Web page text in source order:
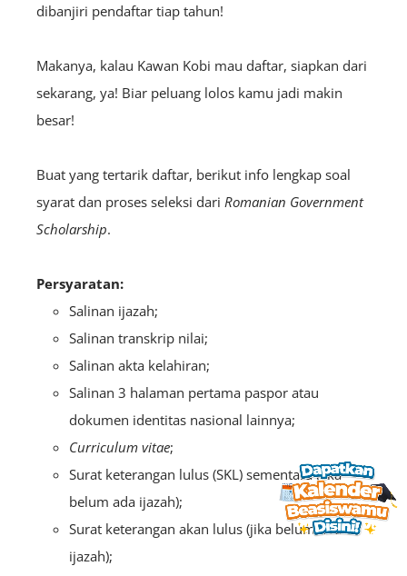
dibanjiri pendaftar tiap tahun!
Makanya, kalau Kawan Kobi mau daftar, siapkan dari
sekarang, ya! Biar peluang lolos kamu jadi makin
besar!
Buat yang tertarik daftar, berikut info lengkap soal
syarat dan proses seleksi dari Romanian Government
Scholarship.
Persyaratan:
Salinan ijazah;
Salinan transkrip nilai;
Salinan akta kelahiran;
Salinan 3 halaman pertama paspor atau
dokumen identitas nasional lainnya;
Curriculum vitae;
Surat keterangan lulus (SKL) sementara (jika
belum ada ijazah);
Surat keterangan akan lulus (jika belum ada
ijazah);